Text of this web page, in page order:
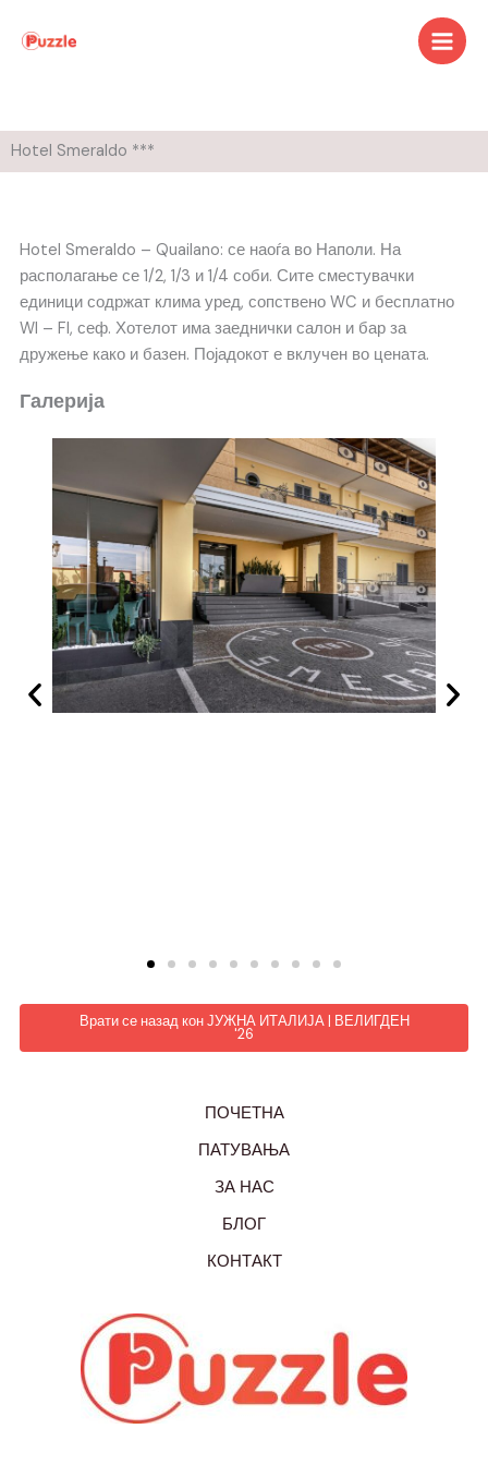
Hotel Smeraldo ***
Hotel Smeraldo – Quailano: се наоѓа во Наполи. На
располагање се 1/2, 1/3 и 1/4 соби. Сите сместувачки
единици содржат клима уред, сопствено WC и бесплатно
WI – FI, сеф. Хотелот има заеднички салон и бар за
дружење како и базен. Појадокот е вклучен во цената.
Галерија
Врати се назад кон ЈУЖНА ИТАЛИЈА | ВЕЛИГДЕН
'26
ПОЧЕТНА
ПАТУВАЊА
ЗА НАС
БЛОГ
КОНТАКТ